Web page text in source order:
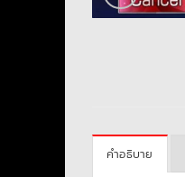
คำอธิบาย